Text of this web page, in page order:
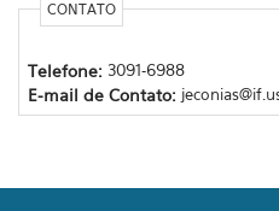
CONTATO
Telefone: 3091-6988
E-mail de Contato: